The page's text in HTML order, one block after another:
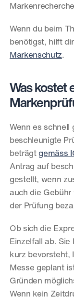
Wenn du beim
Markenschutz.
Was kostet
Wenn es schnell
beschleunigte
beträgt gemäss
Antrag auf
gestellt, wenn
auch die
der Prüfung
Ob sich die
Einzelfall ab.
kurz bevorsteht,
Messe geplant
Gründen
Wenn kein